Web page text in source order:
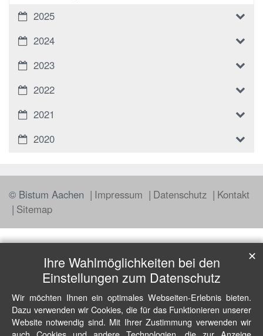
2025
2024
2023
2022
2021
2020
© Bistum Aachen Impressum Datenschutz
Kontakt
Sitemap
Ihre Wahlmöglichkeiten bei den
Einstellungen zum Datenschutz
Wir möchten Ihnen ein optimales Webseiten-Erlebnis bieten.
Dazu verwenden wir Cookies, die für das Funktionieren unserer
Website notwendig sind. Mit Ihrer Zustimmung verwenden wir
✕